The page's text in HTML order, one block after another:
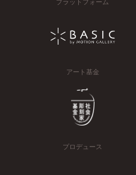
アート基金
プロデュース